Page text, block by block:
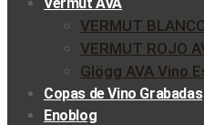
VERMUT
VERMUT ROJO
Glögg AVA Vino
Copas de Vino Grabadas
Enoblog